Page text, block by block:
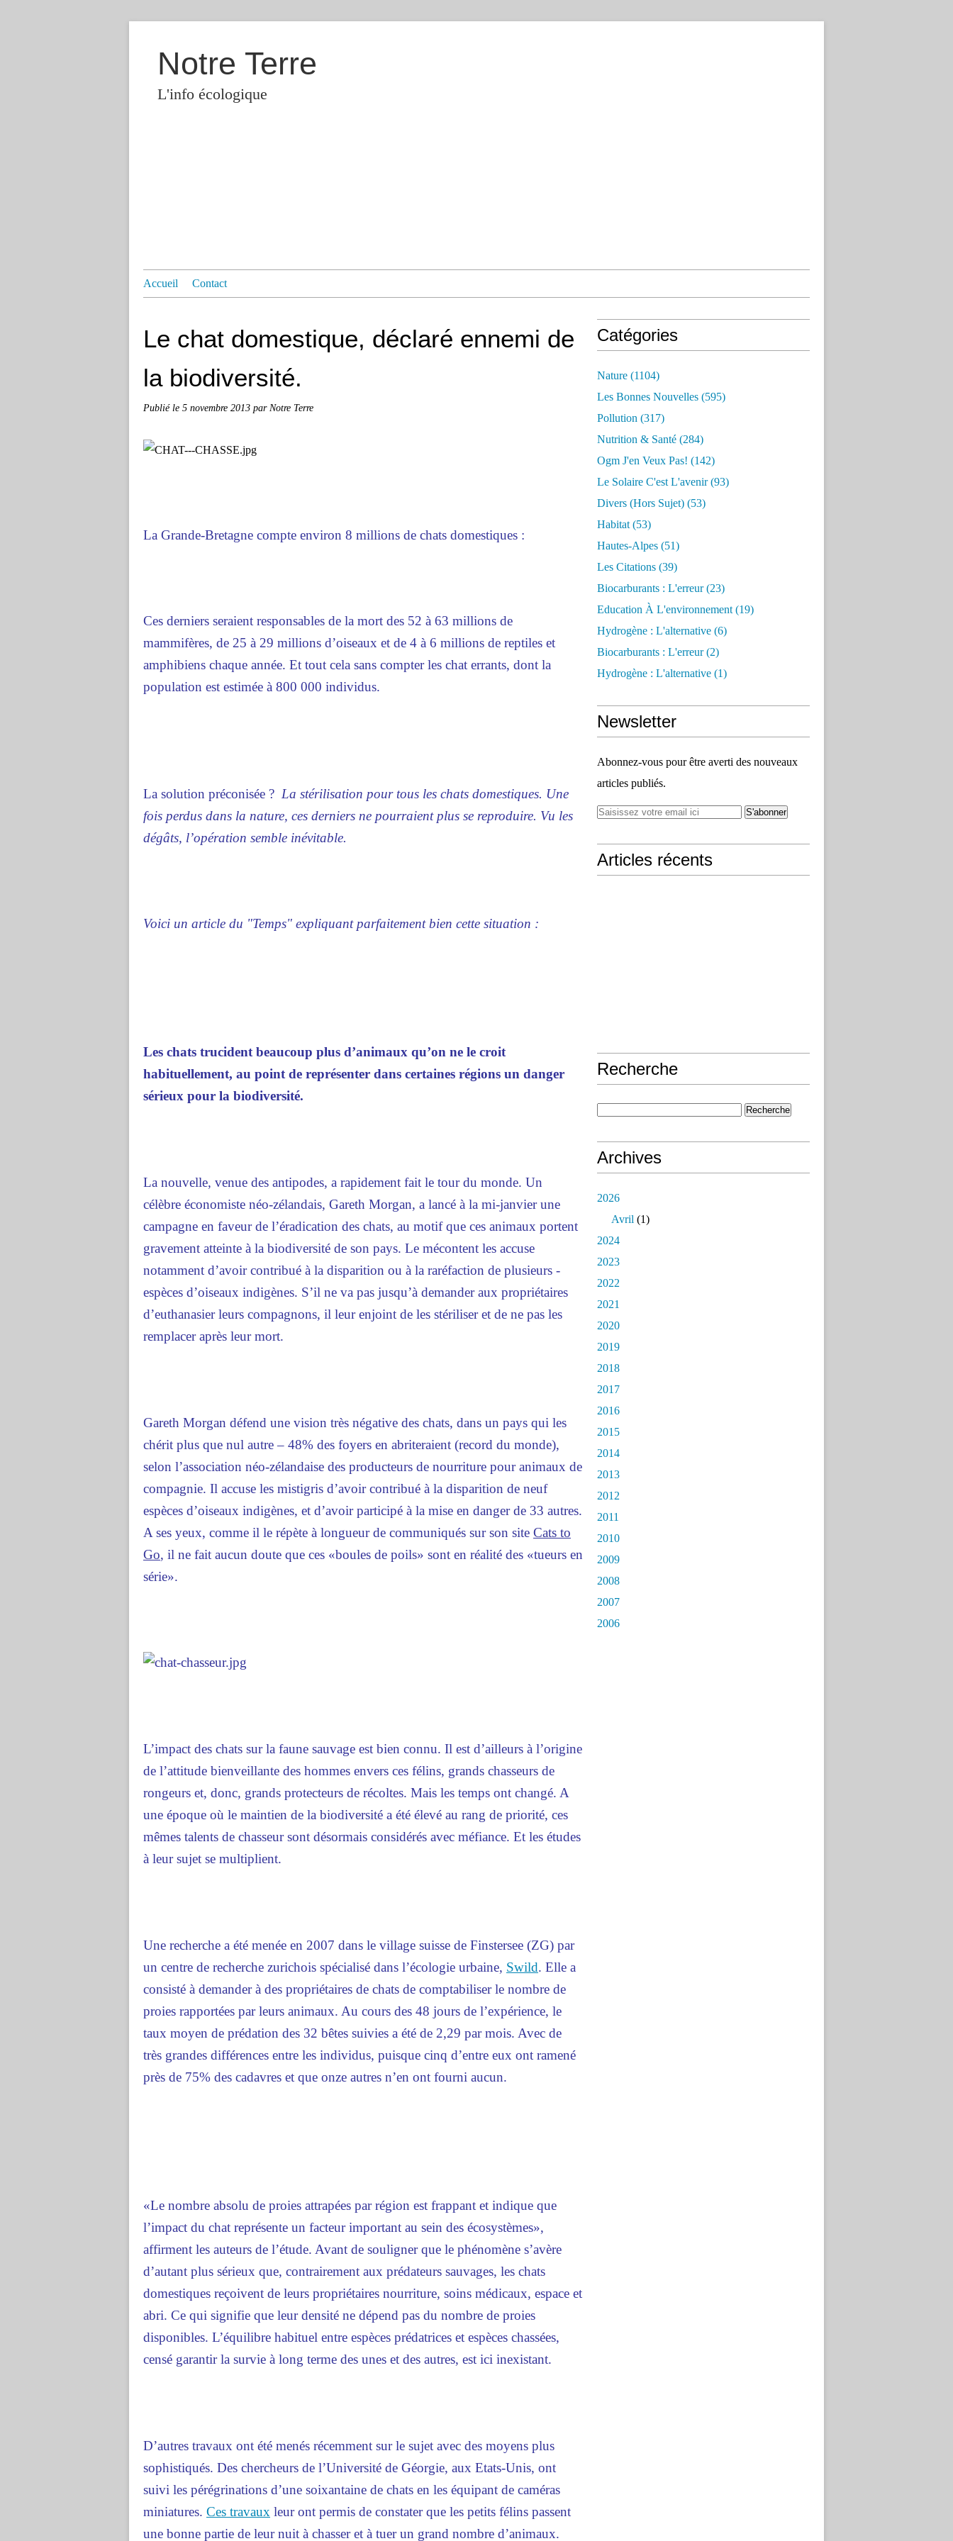
Notre Terre
L'info écologique
Accueil Contact
Le chat domestique, déclaré ennemi de
la biodiversité.
Publié le 5 novembre 2013 par Notre Terre
La Grande-Bretagne compte environ 8 millions de chats domestiques :
Ces derniers seraient responsables de la mort des 52 à 63 millions de
mammifères, de 25 à 29 millions d’oiseaux et de 4 à 6 millions de reptiles et
amphibiens chaque année. Et tout cela sans compter les chat errants, dont la
population est estimée à 800 000 individus.
La solution préconisée ? La stérilisation pour tous les chats domestiques. Une
fois perdus dans la nature, ces derniers ne pourraient plus se reproduire. Vu les
dégâts, l’opération semble inévitable.
Voici un article du "Temps" expliquant parfaitement bien cette situation :
Les chats trucident beaucoup plus d’animaux qu’on ne le croit
habituellement, au point de représenter dans certaines régions un danger
sérieux pour la biodiversité.
La nouvelle, venue des antipodes, a rapidement fait le tour du monde. Un
célèbre économiste néo-zélandais, Gareth Morgan, a lancé à la mi-janvier une
campagne en faveur de l’éradication des chats, au motif que ces animaux portent
gravement atteinte à la biodiversité de son pays. Le mécontent les accuse
notamment d’avoir contribué à la disparition ou à la raréfaction de plusieurs ­
espèces d’oiseaux indigènes. S’il ne va pas jusqu’à demander aux propriétaires
d’euthanasier leurs compagnons, il leur enjoint de les stériliser et de ne pas les
remplacer après leur mort.
Gareth Morgan défend une vision très négative des chats, dans un pays qui les
chérit plus que nul autre – 48% des foyers en abriteraient (record du monde),
selon l’association néo-zélandaise des producteurs de nourriture pour animaux de
compagnie. Il accuse les mistigris d’avoir contribué à la disparition de neuf
espèces d’oiseaux indigènes, et d’avoir participé à la mise en danger de 33 autres.
A ses yeux, comme il le répète à longueur de communiqués sur son site Cats to
Go, il ne fait aucun doute que ces «boules de poils» sont en réalité des «tueurs en
série».
L’impact des chats sur la faune sauvage est bien connu. Il est d’ailleurs à l’origine
de l’attitude bienveillante des hommes envers ces félins, grands chasseurs de
rongeurs et, donc, grands protecteurs de récoltes. Mais les temps ont changé. A
une époque où le maintien de la biodiversité a été élevé au rang de priorité, ces
mêmes talents de chasseur sont désormais considérés avec méfiance. Et les études
à leur sujet se multiplient.
Une recherche a été menée en 2007 dans le village suisse de ­Finstersee (ZG) par
un centre de recherche zurichois spécialisé dans l’écologie urbaine, Swild. Elle a
consisté à demander à des propriétaires de chats de comptabiliser le nombre de
proies rapportées par leurs animaux. Au cours des 48 jours de l’expérience, le
taux moyen de prédation des 32 bêtes suivies a été de 2,29 par mois. Avec de
très grandes différences entre les individus, puisque cinq d’entre eux ont ramené
près de 75% des cadavres et que onze autres n’en ont fourni aucun.
«Le nombre absolu de proies attrapées par région est frappant et indique que
l’impact du chat représente un facteur important au sein des écosystèmes»,
affirment les auteurs de l’étude. Avant de souligner que le phénomène s’avère
d’autant plus sérieux que, contrairement aux prédateurs sauvages, les chats
domestiques reçoivent de leurs propriétaires nourriture, soins médicaux, espace et
abri. Ce qui signifie que leur densité ne dépend pas du nombre de proies
disponibles. L’équilibre habituel entre espèces prédatrices et espèces chassées,
censé garantir la survie à long terme des unes et des autres, est ici inexistant.
D’autres travaux ont été menés récemment sur le sujet avec des moyens plus
sophistiqués. Des chercheurs de l’Université de Géorgie, aux Etats-Unis, ont
suivi les pérégrinations d’une soixantaine de chats en les équipant de caméras
miniatures. Ces travaux leur ont permis de constater que les petits félins passent
une bonne partie de leur nuit à chasser et à tuer un grand nombre d’animaux.
Catégories
Nature (1104)
Les Bonnes Nouvelles (595)
Pollution (317)
Nutrition & Santé (284)
Ogm J'en Veux Pas! (142)
Le Solaire C'est L'avenir(93)
Divers (hors Sujet) (53)
Habitat (53)
Hautes-Alpes (51)
Les Citations (39)
Biocarburants : L'erreur(23)
Education À L'environnement (19)
Hydrogène : L'alternative (6)
Biocarburants : L'erreur(2)
Hydrogène : L'alternative (1)
Newsletter
Abonnez-vous pour être averti des nouveaux
articles publiés.
Articles récents
Recherche
Archives
2026
Avril (1)
2024
2023
2022
2021
2020
2019
2018
2017
2016
2015
2014
2013
2012
2011
2010
2009
2008
2007
2006